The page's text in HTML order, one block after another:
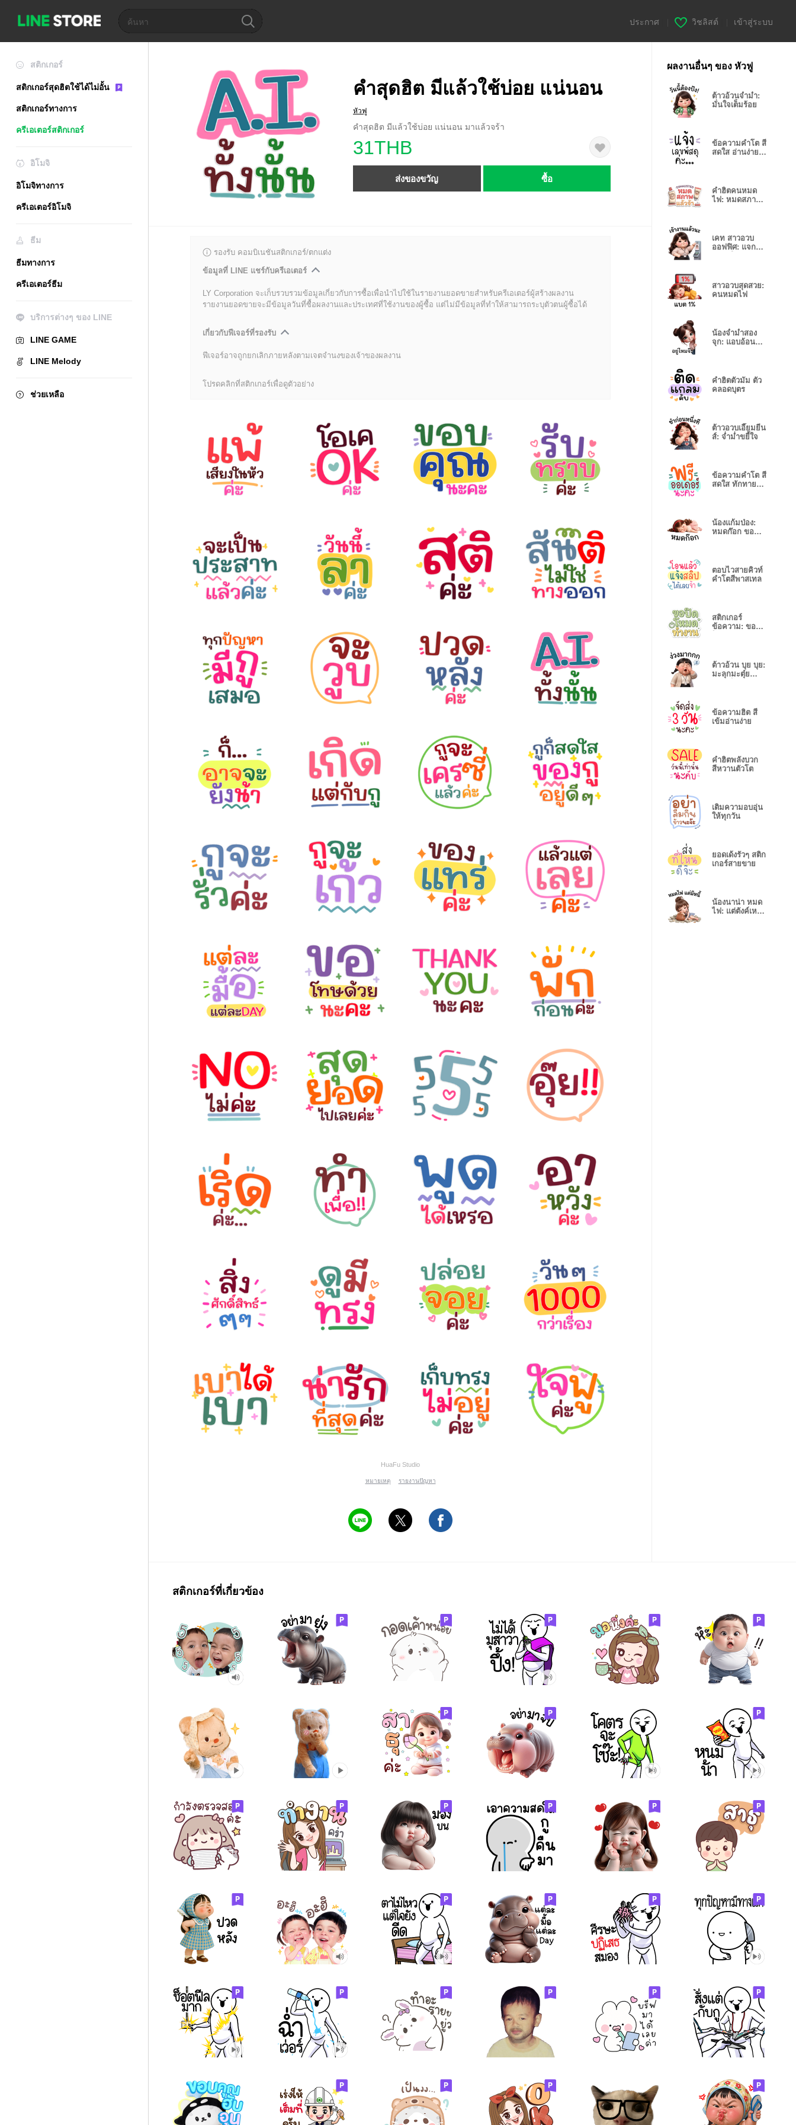
ประกาศ วิชลิสต์ เข้าสู่ระบบ
สติกเกอร์
สติกเกอร์สุดฮิตใช้ได้ไม่อั้น
สติกเกอร์ทางการ
ครีเอเตอร์สติกเกอร์
อิโมจิ
อิโมจิทางการ
ครีเอเตอร์อิโมจิ
ธีม
ธีมทางการ
ครีเอเตอร์ธีม
บริการต่างๆ ของ LINE
LINE GAME
LINE Melody
ช่วยเหลือ
คำสุดฮิต มีแล้วใช้บ่อย แน่นอน
หัวฟู
คำสุดฮิต มีแล้วใช้บ่อย แน่นอน มาแล้วจร้า
31THB
ส่งของขวัญ ซื้อ
รองรับ คอมบิเนชันสติกเกอร์/ตกแต่ง
ข้อมูลที่ LINE แชร์กับครีเอเตอร์
LY Corporation จะเก็บรวบรวมข้อมูลเกี่ยวกับการซื้อเพื่อนำไปใช้ในรายงานยอดขายสำหรับครีเอเตอร์ผู้สร้างผลงาน
รายงานยอดขายจะมีข้อมูลวันที่ซื้อผลงานและประเทศที่ใช้งานของผู้ซื้อ แต่ไม่มีข้อมูลที่ทำให้สามารถระบุตัวตนผู้ซื้อได้
เกี่ยวกับฟีเจอร์ที่รองรับ
ฟีเจอร์อาจถูกยกเลิกภายหลังตามเจตจำนงของเจ้าของผลงาน
โปรดคลิกที่สติกเกอร์เพื่อดูตัวอย่าง
HuaFu Studio
หมายเหตุ รายงานปัญหา
ผลงานอื่นๆ ของ หัวฟู
ต้าวอ้วนจ่ำม่ำ:
มั่นใจเต็มร้อย
ข้อความคำโต สี
สดใส อ่านง่าย
คำฮิตคนหมด
ไฟ: หมดสภาพ
เคท สาวอวบ
ออฟฟิศ: แจกยิ้ม
สาวอวบสุดสวย:
คนหมดไฟ
น้องจ่ำม่ำสอง
จุก: แอบอ้อนตา
คำฮิตตัวมัม ตัว
คลอดบุตร
ต้าวอวบเอี๊ยมยีน
ส์: จ่ำม่ำขยี้ใจ
ข้อความคำโต สี
สดใส ทักทายทุก
น้องแก้มป่อง:
หมดก๊อก ขอ
ตอบไวสายคิวท์
คำโตสีพาสเทล
สติกเกอร์
ข้อความ: ขอปิด
ต้าวอ้วน บุย บุย:
มะลุกมะตุ๋ย
ข้อความฮิต สี
เข้มอ่านง่าย
คำฮิตพลังบวก
สีหวานตัวโต
เติมความอบอุ่น
ให้ทุกวัน
ยอดเด้งรัวๆ สติก
เกอร์สายขาย
น้องนาน่า หมด
ไฟ: แต่ตังค์เหลือ
สติกเกอร์ที่เกี่ยวข้อง